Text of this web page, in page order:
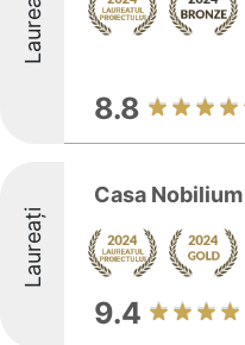
Laureați
8.8
Laureați
Casa Nobilium
9.4